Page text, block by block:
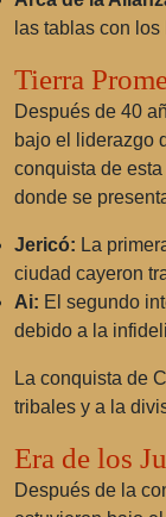
las tablas con
Tierra
Después de 40
bajo el liderazgo
conquista de
donde se
Jericó: La
ciudad cayeron
Ai: El segundo
debido a la
La conquista de
tribales y a la
Era de los
Después de la